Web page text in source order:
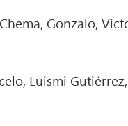
Gonzalo,
Luismi